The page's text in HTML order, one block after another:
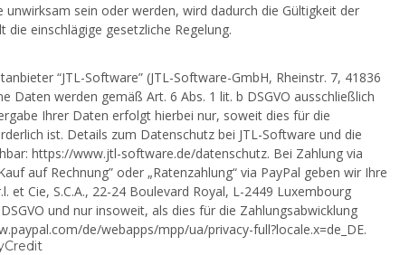
sein oder werden, wird dadurch die Gültigkeit der
einschlägige gesetzliche Regelung.
“JTL-Software” (JTL-Software-GmbH, Rheinstr. 7, 41836
werden gemäß Art. 6 Abs. 1 lit. b DSGVO ausschließlich
Ihrer Daten erfolgt hierbei nur, soweit dies für die
ist. Details zum Datenschutz bei JTL-Software und die
https://www.jtl-software.de/datenschutz. Bei Zahlung via
auf Rechnung” oder „Ratenzahlung“ via PayPal geben wir Ihre
et Cie, S.C.A., 22-24 Boulevard Royal, L-2449 Luxembourg
und nur insoweit, als dies für die Zahlungsabwicklung
de/webapps/mpp/ua/privacy-full?locale.x=de_DE.